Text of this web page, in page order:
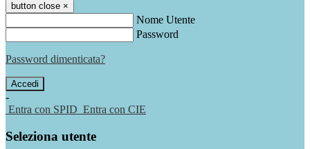
button close ×
Nome Utente
Password
Password dimenticata?
-
Entra con SPID Entra con CIE
Seleziona utente